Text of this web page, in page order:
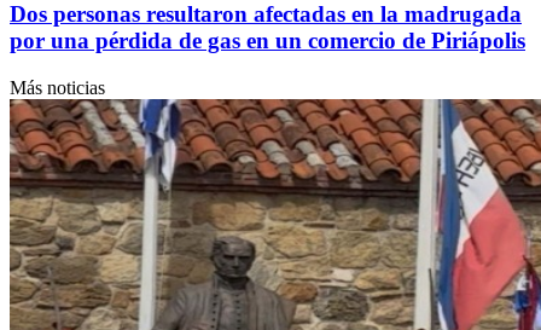
Dos personas resultaron afectadas en la madrugada
por una pérdida de gas en un comercio de Piriápolis
Más noticias